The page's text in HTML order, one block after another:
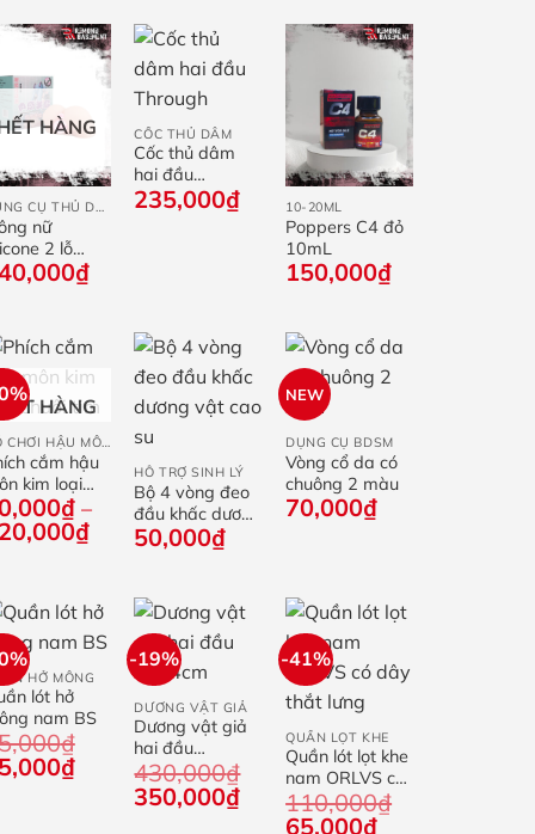
HÀNG
DỤNG CỤ THỦ DÂM
nữ
2 lỗ
₫
CỐC THỦ DÂM
Cốc thủ dâm
hai đầu
Through
235,000₫ 10-20ML
Poppers C4 đỏ
10mL
150,000₫
+ HÀNG
ĐỒ CHƠI HẬU MÔN
cắm hậu
kim loại
tim ₫ –
₫Khoảng
giá:
80,000₫
đến
120,000₫
HỖ TRỢ SINH LÝ
Bộ 4 vòng đeo
đầu khấc dương
vật cao su
50,000₫
NEW
+
DỤNG CỤ BDSM
Vòng cổ da có
chuông 2 màu
70,000₫
+
HỞ MÔNG
lót hở
nam BS
₫
₫Giá
hiện
-19%
+
DƯƠNG VẬT GIẢ
Dương vật giả
hai đầu
55×4cm
430,000₫
Giá
gốc
350,000₫Giá
-41%
+
QUẦN LỌT KHE
Quần lót lọt khe
nam ORLVS có
dây thắt lưng
110,000₫
Giá
65,000₫Giá